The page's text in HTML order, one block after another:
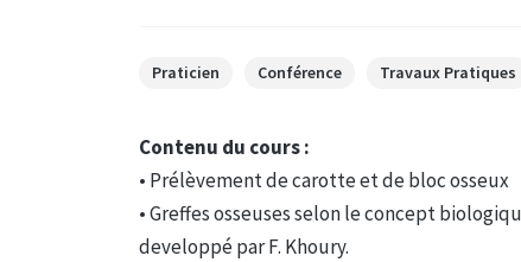
Praticien Conférence Travaux Pratiques
Contenu du cours :
• Prélèvement de carotte et de bloc osseux
• Greffes osseuses selon le concept
developpé par F. Khoury.